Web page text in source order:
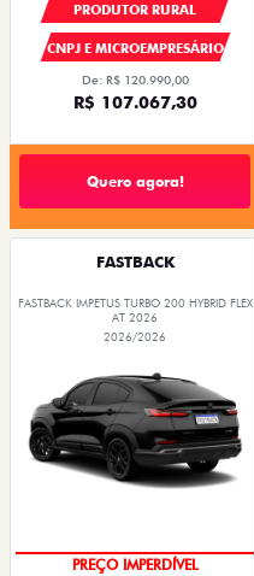
PRODUTOR RURAL
CNPJ E MICROEMPRESÁRIO
De: R$ 120.990,00
R$ 107.067,30
Quero agora!
FASTBACK
FASTBACK IMPETUS TURBO 200 HYBRID FLEX
AT 2026
2026/2026
OPORTUNIDADE